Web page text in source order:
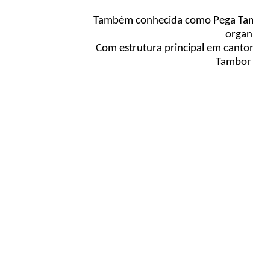
Também conhecida como Pega
Com estrutura principal em